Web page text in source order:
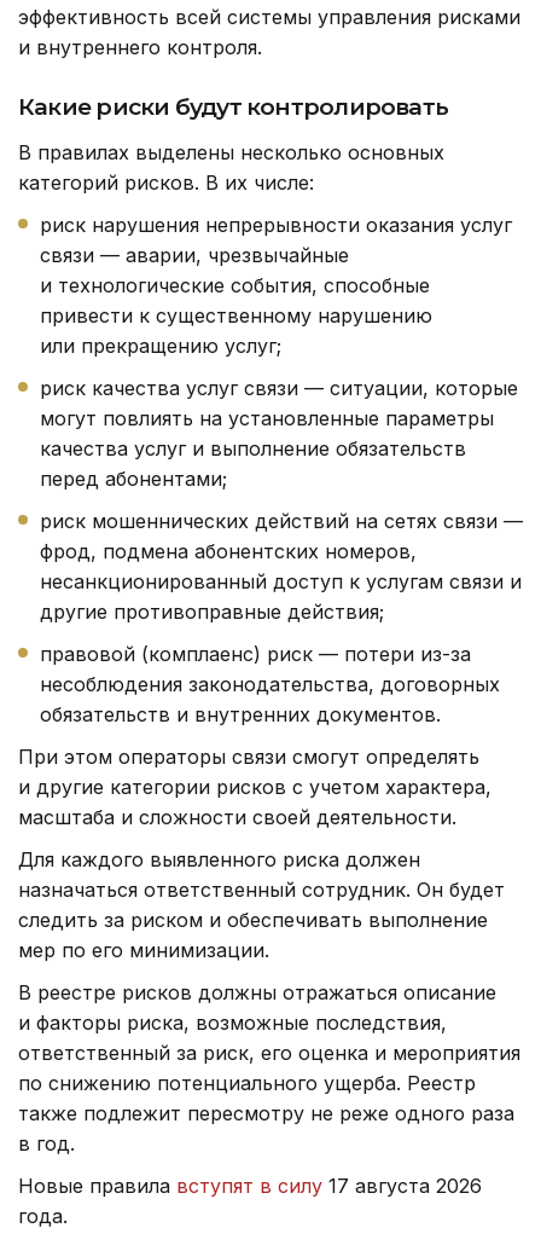
эффективность всей системы управления рисками
и внутреннего контроля.
Какие риски будут контролировать
В правилах выделены несколько основных
категорий рисков. В их числе:
риск нарушения непрерывности оказания услуг
связи — аварии, чрезвычайные
и технологические события, способные
привести к существенному нарушению
или прекращению услуг;
риск качества услуг связи — ситуации, которые
могут повлиять на установленные параметры
качества услуг и выполнение обязательств
перед абонентами;
риск мошеннических действий на сетях связи —
фрод, подмена абонентских номеров,
несанкционированный доступ к услугам связи и
другие противоправные действия;
правовой (комплаенс) риск — потери из-за
несоблюдения законодательства, договорных
обязательств и внутренних документов.
При этом операторы связи смогут определять
и другие категории рисков с учетом характера,
масштаба и сложности своей деятельности.
Для каждого выявленного риска должен
назначаться ответственный сотрудник. Он будет
следить за риском и обеспечивать выполнение
мер по его минимизации.
В реестре рисков должны отражаться описание
и факторы риска, возможные последствия,
ответственный за риск, его оценка и мероприятия
по снижению потенциального ущерба. Реестр
также подлежит пересмотру не реже одного раза
в год.
Новые правила вступят в силу 17 августа 2026
года.